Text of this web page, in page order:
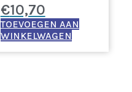
€10,70
TOEVOEGEN AAN
WINKELWAGEN